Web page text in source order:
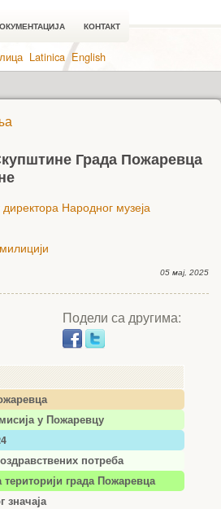
КОНТАКТ
Latinica English
у Пожаревцу
потреба
територији града Пожаревца
значаја
Града Пожаревца
Народног музеја
05 мај, 2025
Подели са другима: